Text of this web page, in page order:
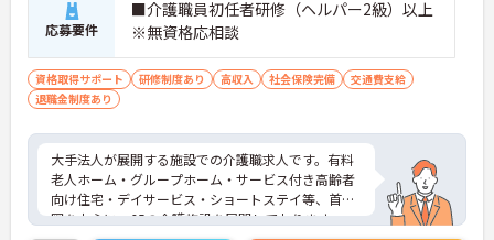
応募要件
■介護職員初任者研修（ヘルパー2級）以上
※無資格応相談
資格取得サポート 研修制度あり 高収入 社会保険完備
交通費支給
退職金制度あり
大手法人が展開する施設での介護職求人です。有料
老人ホーム・グループホーム・サービス付き高齢者
向け住宅・デイサービス・ショートステイ等、首都
圏を中心に、65の介護施設を展開しております。